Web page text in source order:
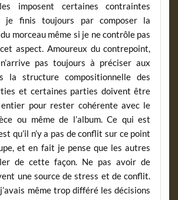
imposent certaines contraintes
je finis toujours par composer la
morceau même si je ne contrôle pas
aspect. Amoureux du contrepoint,
pas toujours à préciser aux
la structure compositionnelle des
et certaines parties doivent être
entier pour rester cohérente avec le
ou même de l’album. Ce qui est
qu’il n’y a pas de conflit sur ce point
et en fait je pense que les autres
de cette façon. Ne pas avoir de
une source de stress et de conflit.
même trop différé les décisions